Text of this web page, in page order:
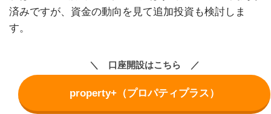
済みですが、資金の動向を見て追加投資も検討しま
す。
property+（プロパティプラス）
口座開設はこちら